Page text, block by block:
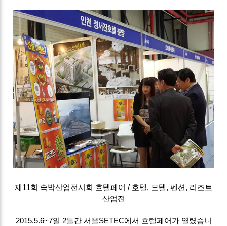
제11회 숙박산업전시회 호텔페어 / 호텔, 모텔, 펜션, 리조트
산업전
2015.5.6~7일 2틀간 서울SETEC에서 호텔페어가 열렸습니